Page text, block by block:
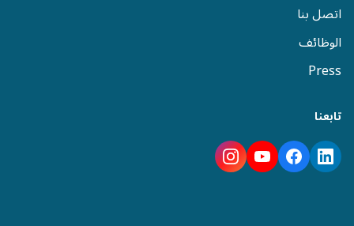
اتصل بنا
الوظائف
Press
تابعنا